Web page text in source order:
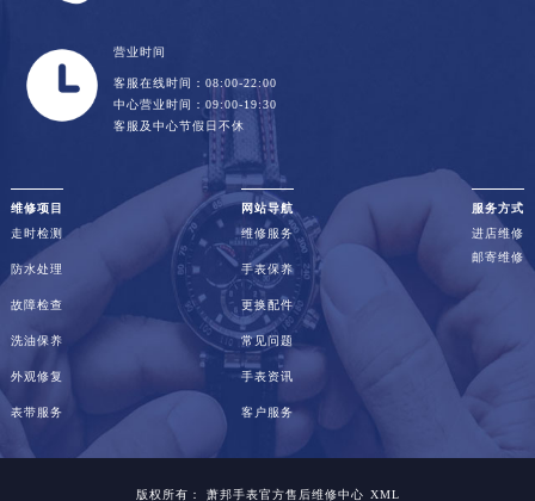
营业时间
客服在线时间：08:00-22:00
中心营业时间：09:00-19:30
客服及中心节假日不休
维修项目
走时检测
防水处理
故障检查
洗油保养
外观修复
表带服务
网站导航
维修服务
手表保养
更换配件
常见问题
手表资讯
客户服务
服务方式
进店维修
邮寄维修
版权所有： 萧邦手表官方售后维修中心 XML